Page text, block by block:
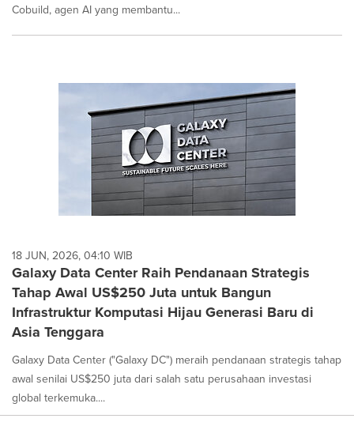
Cobuild, agen AI yang membantu...
18 JUN, 2026, 04:10 WIB
Galaxy Data Center Raih Pendanaan Strategis
Tahap Awal US$250 Juta untuk Bangun
Infrastruktur Komputasi Hijau Generasi Baru di
Asia Tenggara
Galaxy Data Center ("Galaxy DC") meraih pendanaan strategis tahap
awal senilai US$250 juta dari salah satu perusahaan investasi
global terkemuka....